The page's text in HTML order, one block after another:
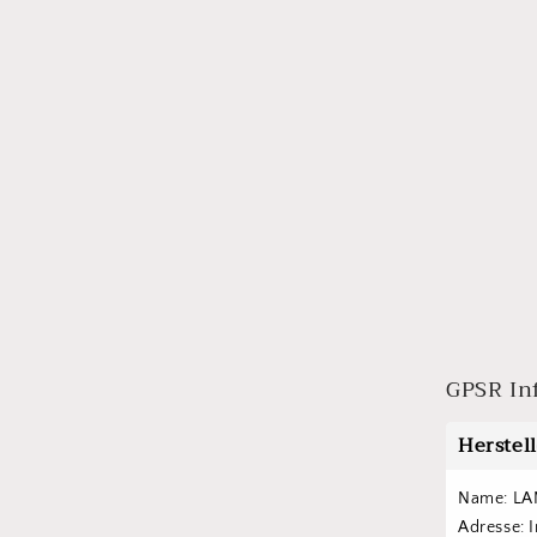
GPSR
Name:
Adresse: